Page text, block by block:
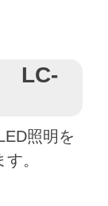
LC-
照明を
。